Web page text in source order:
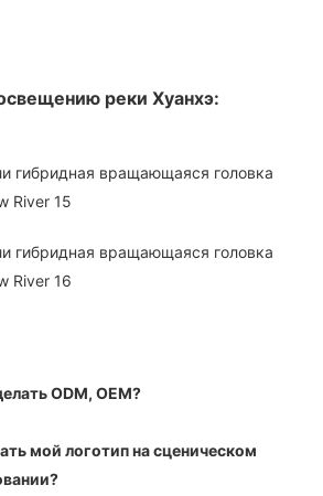
реки Хуанхэ:
ODM, OEM?
мой логотип на сценическом